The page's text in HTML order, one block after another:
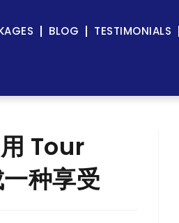
BLOG TESTIMONIALS
Tour
种享受